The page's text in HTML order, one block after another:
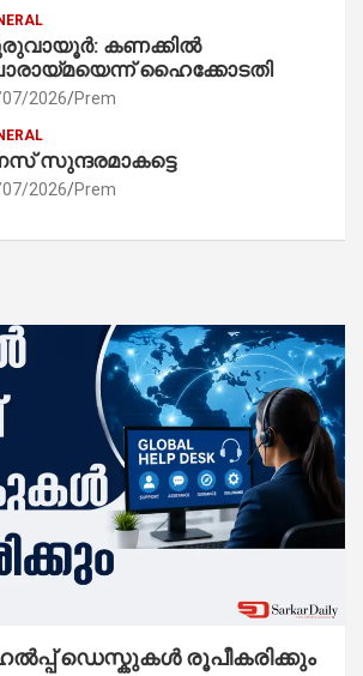
കണക്കിൽ
ഹൈക്കോടതി
2026 Prem
സുന്ദരമാകട്ടെ
2026 Prem
ഡെസ്കുകൾ രൂപീകരിക്കും